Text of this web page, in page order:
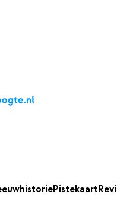
Kaarten
Pistekaart